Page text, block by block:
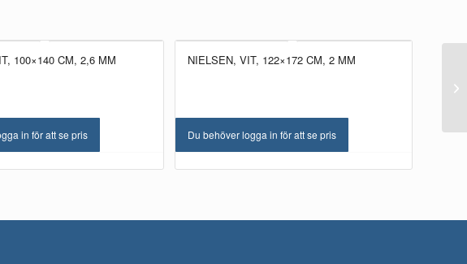
100×140 CM, 2,6 MM
in för att se pris
NIELSEN, VIT, 122×172 CM, 2 MM
Du behöver logga in för att se pris